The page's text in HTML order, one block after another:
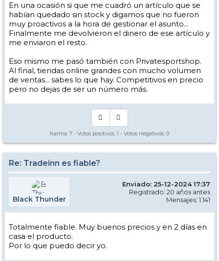
En una ocasión si que me cuadró un artículo que se
habían quedado sin stock y digamos que no fueron
muy proactivos a la hora de gestionar el asunto...
Finalmente me devolvieron el dinero de ese artículo y
me enviaron el resto.
Eso mismo me pasó también con Privatesportshop.
Al final, tiendas online grandes con mucho volumen
de ventas... sabes lo que hay. Competitivos en precio
pero no dejas de ser un número más.
Karma: 7 - Votos positivos: 1 - Votos negativos: 0
Re: Tradeinn es fiable?
Black Thunder
Enviado: 25-12-2024 17:37
Registrado: 20 años antes
Mensajes: 1.141
Totalmente fiable. Muy buenos precios y en 2 días en
casa el producto.
Por lo que puedo decir yo.